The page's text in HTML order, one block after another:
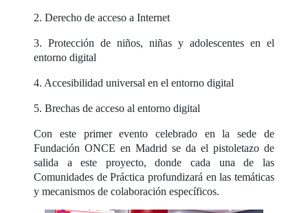
2. Derecho de acceso a Internet
3. Protección de niños, niñas y adolescentes en el
entorno digital
4. Accesibilidad universal en el entorno digital
5. Brechas de acceso al entorno digital
Con este primer evento celebrado en la sede de
Fundación ONCE en Madrid se da el pistoletazo de
salida a este proyecto, donde cada una de las
Comunidades de Práctica profundizará en las temáticas
y mecanismos de colaboración específicos.